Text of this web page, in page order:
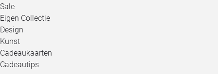
Sale
Eigen Collectie
Design
Kunst
Cadeaukaarten
Cadeautips